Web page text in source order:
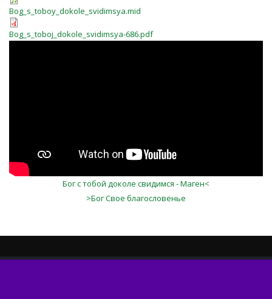
Bog_s_toboy_dokole_svidimsya.mid
Bog_s_toboj_dokole_svidimsya-686.pdf
Бог с тобой доколе свидимся - Маген<
>Бог Свое благословенье